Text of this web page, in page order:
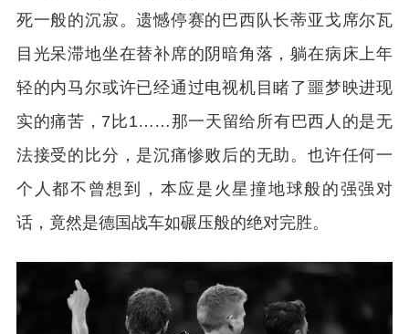
死一般的沉寂。遗憾停赛的巴西队长蒂亚戈席尔瓦
目光呆滞地坐在替补席的阴暗角落，躺在病床上年
轻的内马尔或许已经通过电视机目睹了噩梦映进现
实的痛苦，7比1……那一天留给所有巴西人的是无
法接受的比分，是沉痛惨败后的无助。也许任何一
个人都不曾想到，本应是火星撞地球般的强强对
话，竟然是德国战车如碾压般的绝对完胜。